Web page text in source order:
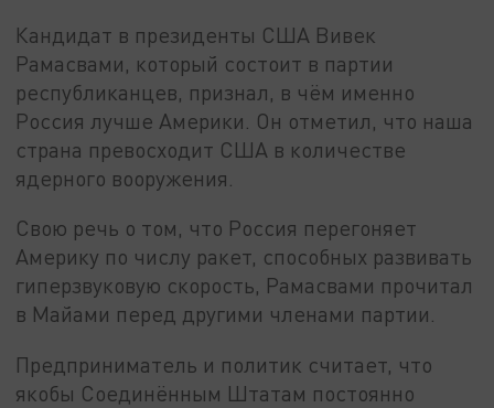
Кандидат в президенты США Вивек
Рамасвами, который состоит в партии
республиканцев, признал, в чём именно
Россия лучше Америки. Он отметил, что наша
страна превосходит США в количестве
ядерного вооружения.
Свою речь о том, что Россия перегоняет
Америку по числу ракет, способных развивать
гиперзвуковую скорость, Рамасвами прочитал
в Майами перед другими членами партии.
Предприниматель и политик считает, что
якобы Соединённым Штатам постоянно